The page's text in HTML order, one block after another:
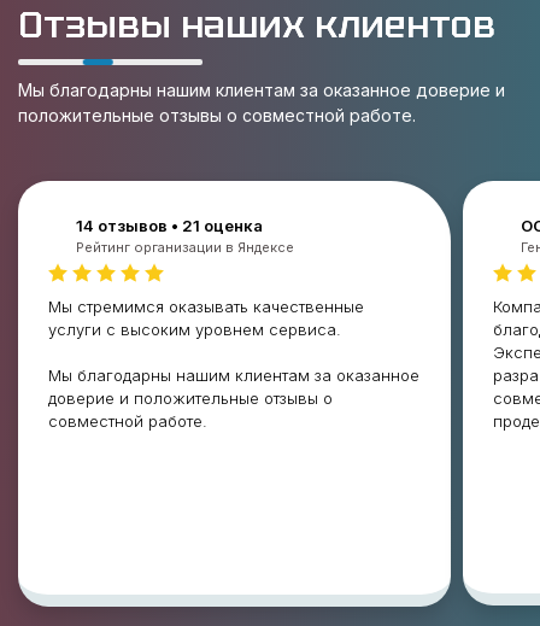
Отзывы наших клиентов
Мы благодарны нашим клиентам за оказанное доверие и
положительные отзывы о совместной работе.
14 отзывов • 21 оценка
Рейтинг организации в Яндексе
Мы стремимся оказывать качественные
услуги с высоким уровнем сервиса.
Мы благодарны нашим клиентам за оказанное
доверие и положительные отзывы о
совместной работе.